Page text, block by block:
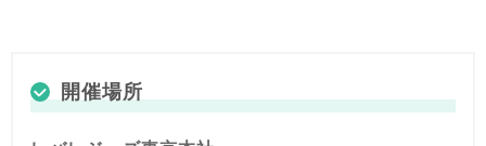
開催場所